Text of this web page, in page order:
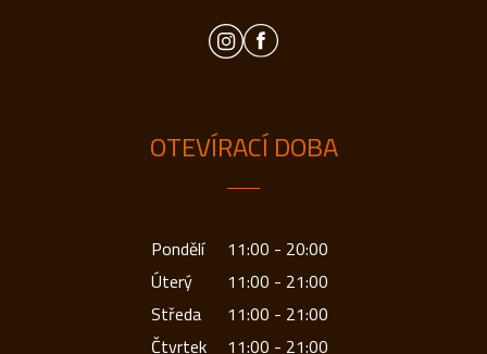
OTEVÍRACÍ DOBA
Pondělí
11:00 - 20:00
Úterý
11:00 - 21:00
Středa
11:00 - 21:00
Čtvrtek
11:00 - 21:00